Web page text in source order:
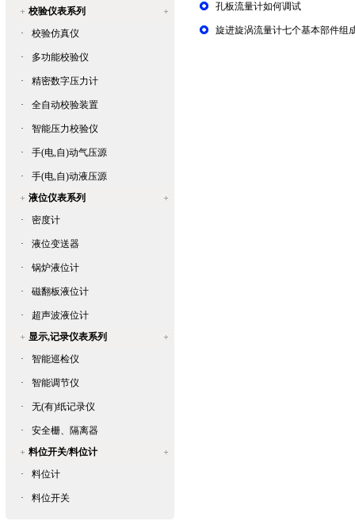
校验仪表系列
·
校验仿真仪
· 多功能校验仪
· 精密数字压力计
· 全自动校验装置
· 智能压力校验仪
· 手(电,自)动气压源
·
手(电,自)动液压源
液位仪表系列
·
密度计
· 液位变送器
· 锅炉液位计
· 磁翻板液位计
·
超声波液位计
显示,记录仪表系列
·
智能巡检仪
· 智能调节仪
· 无(有)纸记录仪
·
安全栅、隔离器
料位开关/料位计
·
料位计
· 料位开关
孔板流量计如何调试
旋进旋涡流量计七个基本部件组